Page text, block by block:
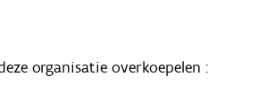
organisatie overkoepelen :